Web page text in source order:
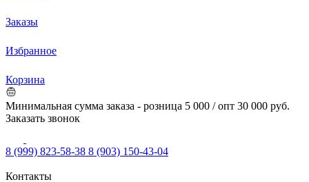
Заказы
Избранное
Корзина
Минимальная сумма заказа - розница 5 000 / опт 30 000 руб.
Заказать звонок
8 (999) 823-58-38 8 (903) 150-43-04
Контакты